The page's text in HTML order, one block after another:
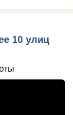
10 улиц